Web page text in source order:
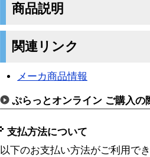
商品説明
関連リンク
メーカ商品情報
ぷらっとオンライン ご購入の
支払方法について
以下のお支払い方法がご利用で